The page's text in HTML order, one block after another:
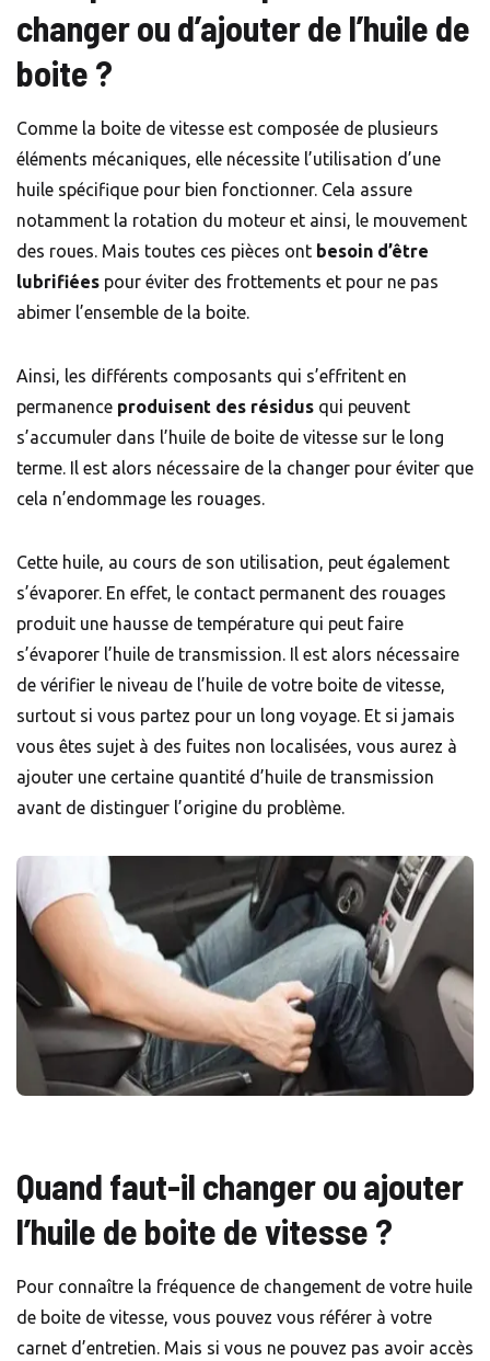
changer ou d’ajouter de l’huile de
boite ?
Comme la boite de vitesse est composée de plusieurs
éléments mécaniques, elle nécessite l’utilisation d’une
huile spécifique pour bien fonctionner. Cela assure
notamment la rotation du moteur et ainsi, le mouvement
des roues. Mais toutes ces pièces ont besoin d’être
lubrifiées pour éviter des frottements et pour ne pas
abimer l’ensemble de la boite.
Ainsi, les différents composants qui s’effritent en
permanence produisent des résidus qui peuvent
s’accumuler dans l’huile de boite de vitesse sur le long
terme. Il est alors nécessaire de la changer pour éviter que
cela n’endommage les rouages.
Cette huile, au cours de son utilisation, peut également
s’évaporer. En effet, le contact permanent des rouages
produit une hausse de température qui peut faire
s’évaporer l’huile de transmission. Il est alors nécessaire
de vérifier le niveau de l’huile de votre boite de vitesse,
surtout si vous partez pour un long voyage. Et si jamais
vous êtes sujet à des fuites non localisées, vous aurez à
ajouter une certaine quantité d’huile de transmission
avant de distinguer l’origine du problème.
Quand faut-il changer ou ajouter
l’huile de boite de vitesse ?
Pour connaître la fréquence de changement de votre huile
de boite de vitesse, vous pouvez vous référer à votre
carnet d’entretien. Mais si vous ne pouvez pas avoir accès